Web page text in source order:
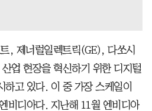
, 제너럴일렉트릭(GE), 다쏘시
업 현장을 혁신하기 위한 디지털
하고 있다. 이 중 가장 스케일이
비디아다. 지난해 11월 엔비디아